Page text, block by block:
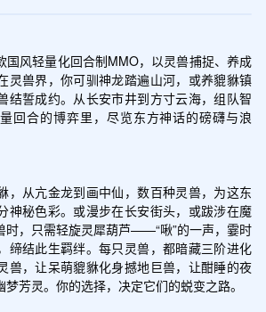
国风轻量化回合制MMO，以灵兽捕捉、养成
灵兽界，你可驯神龙踏遍山河，或养貔貅镇
结誓成约。从长安市井到方寸云海，组队智
回合的博弈里，尽览东方神话的磅礴与浪
，从亢金龙到画中仙，数百种灵兽，为这东
神秘色彩。或漫步在长安街头，或跋涉在魔
时，只需轻旋灵犀葫芦——“啾”的一声，霎时
缔结此生羁绊。每只灵兽，都暗藏三阶进化
兽，让呆萌貔貅化身撼地巨兽，让酣睡的夜
芳灵。你的选择，决定它们的蜕变之路。